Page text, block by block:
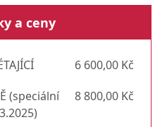
a ceny
6 600,00 Kč
(speciální
8 800,00 Kč